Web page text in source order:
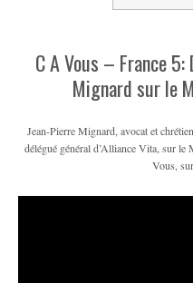
C A Vous – France
Mignard sur le
Jean-Pierre Mignard, avocat et
délégué général d’Alliance Vita, sur
Vous,